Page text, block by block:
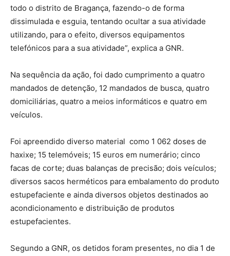
todo o distrito de Bragança, fazendo-o de forma
dissimulada e esguia, tentando ocultar a sua atividade
utilizando, para o efeito, diversos equipamentos
telefónicos para a sua atividade”, explica a GNR.
Na sequência da ação, foi dado cumprimento a quatro
mandados de detenção, 12 mandados de busca, quatro
domiciliárias, quatro a meios informáticos e quatro em
veículos.
Foi apreendido diverso material como 1 062 doses de
haxixe; 15 telemóveis; 15 euros em numerário; cinco
facas de corte; duas balanças de precisão; dois veículos;
diversos sacos herméticos para embalamento do produto
estupefaciente e ainda diversos objetos destinados ao
acondicionamento e distribuição de produtos
estupefacientes.
Segundo a GNR, os detidos foram presentes, no dia 1 de